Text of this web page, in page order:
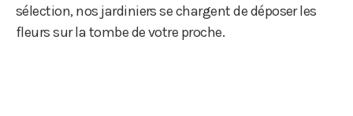
sélection, nos jardiniers se chargent de déposer les
fleurs sur la tombe de votre proche.